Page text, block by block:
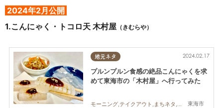
2024年2月公開
1.こんにゃく・トコロ天 木村屋 （きむらや）
地元ネタ
東海市
2024.02.17
プルンプルン食感の絶品こんにゃくを求
めて東海市の「木村屋」へ行ってみた
モーニング,テイクアウト,まちネタ,行ってみたレポ,家族